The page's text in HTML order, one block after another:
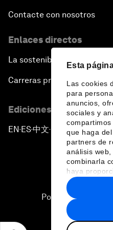
Esta
Las cookies
para
anuncios,
sociales y
que haga
partners de
análisis
combinarla
haya
recopilado a
hecho de
Contacte con nosotros
Enlaces directos
La sostenibilidad en el Foro
Carreras profesionales
Ediciones en otros
EN ▪ ES▪中文▪ 日本語
Política de